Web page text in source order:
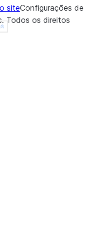
Show less
more
siteConfigurações de
Todos os direitos